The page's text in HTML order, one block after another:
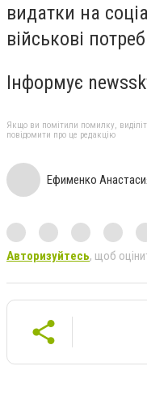
видатки на
військові
Інформує
Якщо ви помітили помилку,
повідомити про це редакцію
Ефименко
Авторизуйтесь, щоб